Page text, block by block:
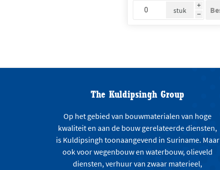
i
h
stuk
The Kuldipsingh Group
Op het gebied van bouwmaterialen van hoge
kwaliteit en aan de bouw gerelateerde diensten,
is Kuldipsingh toonaangevend in Suriname. Maar
ook voor wegenbouw en waterbouw, olieveld
diensten, verhuur van zwaar materieel,